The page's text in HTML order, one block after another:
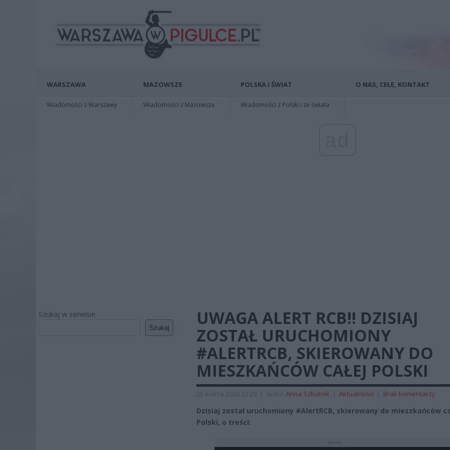
WARSZAWA
Wiadomości z Warszawy
MAZOWSZE
Wiadomości z Mazowsza
POLSKA I ŚWIAT
Wiadomości z Polski i ze świata
O NAS, CELE, KONTAKT
Szukaj w serwisie
Szukaj
UWAGA ALERT RCB‼️ DZISIAJ
ZOSTAŁ URUCHOMIONY
#ALERTRCB, SKIEROWANY DO
MIESZKAŃCÓW CAŁEJ POLSKI
25 marca 2020 23:29 | Autor: Anna Szkutnik | Aktualności | Brak komentarzy
Dzisiaj został uruchomiony #AlertRCB, skierowany do mieszkańców
Polski, o treści: